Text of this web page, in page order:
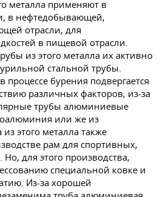
металла применяют в
в нефтедобывающей,
отрасли, для
в пищевой отрасли.
из этого металла их активно
стальной трубы.
бурения подвергается
различных факторов, из-за
трубы алюминиевые
или же из
этого металла также
рам для спортивных,
для этого производства,
специальной ковке и
Из-за хорошей